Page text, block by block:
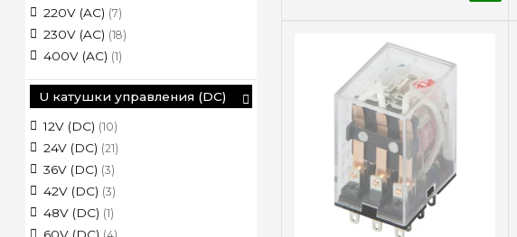
220V (AC) (7)
230V (AC) (18)
400V (AC) (1)
U катушки управления (DC)
12V (DC) (10)
24V (DC) (21)
36V (DC) (3)
42V (DC) (3)
48V (DC) (1)